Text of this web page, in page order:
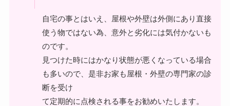
自宅の事とはいえ、屋根や外壁は外側にあり直接
使う物ではない為、意外と劣化には気付かないも
のです。
見つけた時にはかなり状態が悪くなっている場合
も多いので、是非お家も屋根・外壁の専門家の診
断を受け
て定期的に点検される事をお勧めいたします。